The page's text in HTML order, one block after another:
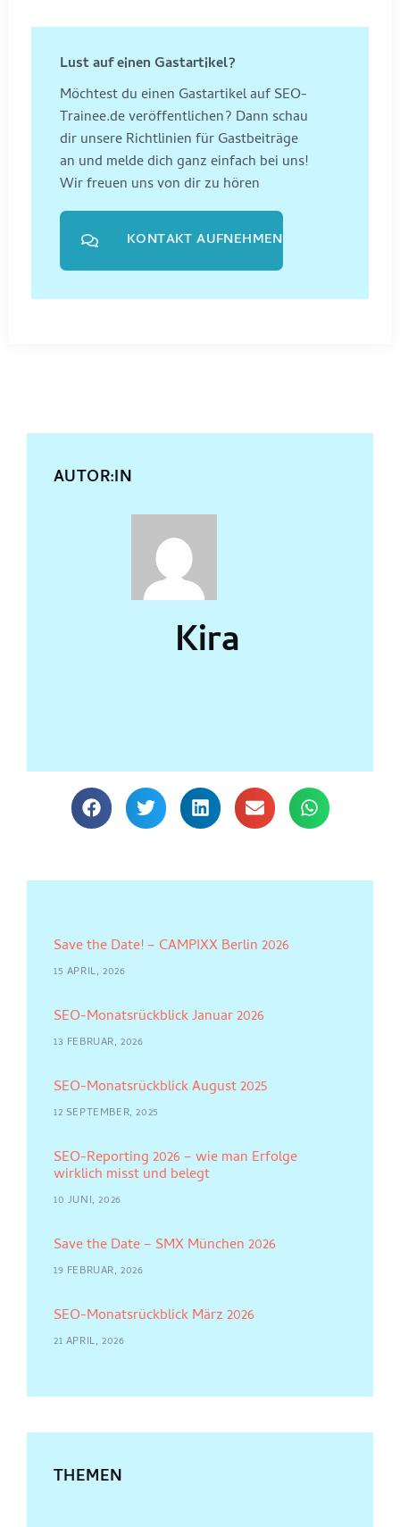
Lust auf einen Gastartikel?
Möchtest du einen Gastartikel auf SEO-
Trainee.de veröffentlichen? Dann schau
dir unsere Richtlinien für Gastbeiträge
an und melde dich ganz einfach bei uns!
Wir freuen uns von dir zu hören
KONTAKT AUFNEHMEN
AUTOR:IN
Kira
Save the Date! – CAMPIXX Berlin 2026
15 APRIL, 2026
SEO-Monatsrückblick Januar 2026
13 FEBRUAR, 2026
SEO-Monatsrückblick August 2025
12 SEPTEMBER, 2025
SEO-Reporting 2026 – wie man Erfolge
wirklich misst und belegt
10 JUNI, 2026
Save the Date – SMX München 2026
19 FEBRUAR, 2026
SEO-Monatsrückblick März 2026
21 APRIL, 2026
THEMEN